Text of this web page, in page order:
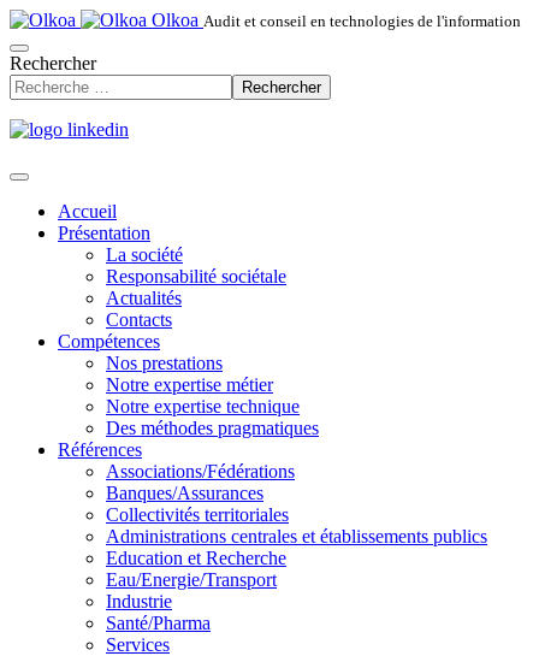
Olkoa Audit et conseil en technologies de l'information
Rechercher
Rechercher
Accueil
Présentation
La société
Responsabilité sociétale
Actualités
Contacts
Compétences
Nos prestations
Notre expertise métier
Notre expertise technique
Des méthodes pragmatiques
Références
Associations/Fédérations
Banques/Assurances
Collectivités territoriales
Administrations centrales et établissements publics
Education et Recherche
Eau/Energie/Transport
Industrie
Santé/Pharma
Services